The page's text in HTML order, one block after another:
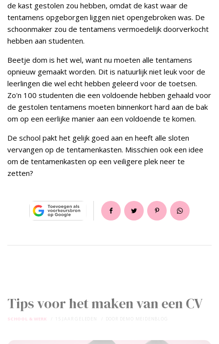
de kast gestolen zou hebben, omdat de kast waar de
tentamens opgeborgen liggen niet opengebroken was. De
schoonmaker zou de tentamens vermoedelijk doorverkocht
hebben aan studenten.
Beetje dom is het wel, want nu moeten alle tentamens
opnieuw gemaakt worden. Dit is natuurlijk niet leuk voor de
leerlingen die wel echt hebben geleerd voor de toetsen.
Zo'n 100 studenten die een voldoende hebben gehaald voor
de gestolen tentamens moeten binnenkort hard aan de bak
om op een eerlijke manier aan een voldoende te komen.
De school pakt het gelijk goed aan en heeft alle sloten
vervangen op de tentamenkasten. Misschien ook een idee
om de tentamenkasten op een veiligere plek neer te
zetten?
Tips voor het maken van een CV
SCHOOL & WERK